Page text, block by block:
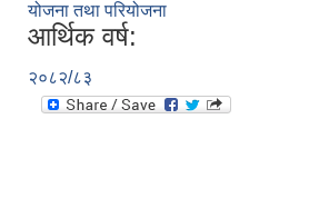
योजना तथा परियोजना
आर्थिक वर्ष:
२०८२/८३